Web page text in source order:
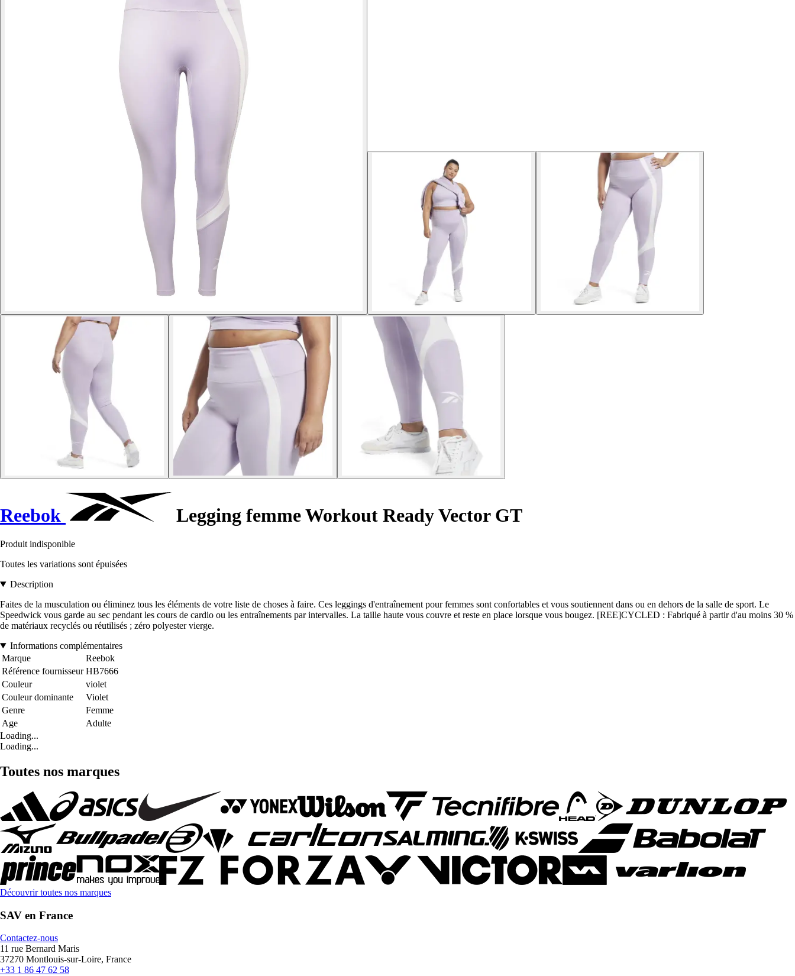
Reebok Legging femme Workout Ready Vector GT
Produit indisponible
Toutes les variations sont épuisées
Description
Faites de la musculation ou éliminez tous les éléments de votre liste de choses à faire. Ces leggings d'entraînement pour femmes sont confortables et vous soutiennent dans ou en dehors de la salle de sport. Le
Speedwick vous garde au sec pendant les cours de cardio ou les entraînements par intervalles. La taille haute vous couvre et reste en place lorsque vous bougez. [REE]CYCLED : Fabriqué à partir d'au moins 30 %
de matériaux recyclés ou réutilisés ; zéro polyester vierge.
Informations complémentaires
Marque
Reebok
Référence fournisseur HB7666
Couleur
violet
Couleur dominante
Violet
Genre
Femme
Age
Adulte
Loading...
Loading...
Toutes nos marques
Découvrir toutes nos marques
SAV en France
Contactez-nous
11 rue Bernard Maris
37270 Montlouis-sur-Loire, France
+33 1 86 47 62 58